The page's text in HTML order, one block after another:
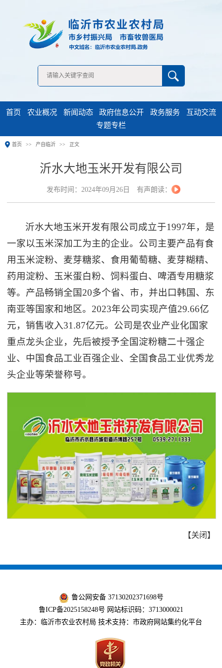
首页 农业概况 新闻动态 政府信息公开 政务服务
互动交流
专题专栏
首页 产自临沂 正文
沂水大地玉米开发有限公司
发布时间：2024年09月26日 有声朗读：
沂水大地玉米开发有限公司成立于1997年，是
一家以玉米深加工为主的企业。公司主要产品有食
用玉米淀粉、麦芽糖浆、食用葡萄糖、麦芽糊精、
药用淀粉、玉米蛋白粉、饲料蛋白、啤酒专用糖浆
等。产品畅销全国20多个省、市，并出口韩国、东
南亚等国家和地区。2023年公司实现产值29.66亿
元，销售收入31.87亿元。公司是农业产业化国家
重点龙头企业，先后被授予全国淀粉糖二十强企
业、中国食品工业百强企业、全国食品工业优秀龙
头企业等荣誉称号。
【关闭 】
鲁公网安备 37130202371698号
鲁ICP备2025158248号 网站标识码：3713000021
主办：临沂市农业农村局 技术支持：市政府网站集约化平台